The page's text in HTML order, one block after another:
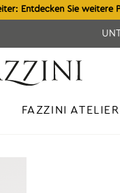
Entdecken Sie weitere
FAZZINI ATELIER